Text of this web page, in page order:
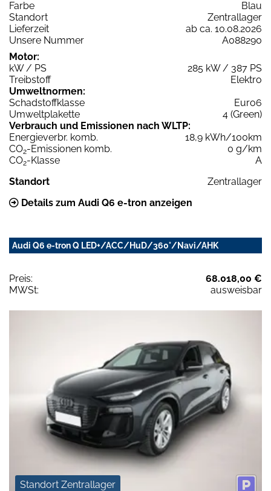
Farbe
Blau
Standort
Zentrallager
Lieferzeit
ab ca. 10.08.2026
Unsere Nummer
A088290
Motor:
kW / PS
285 kW / 387 PS
Treibstoff
Elektro
Umweltnormen:
Schadstoffklasse
Euro6
Umweltplakette
4 (Green)
Verbrauch und Emissionen nach WLTP:
Energieverbr. komb.
18,9 kWh/100km
CO2-Emissionen komb.
0 g/km
CO2-Klasse
A
Standort
Zentrallager
Details zum Audi Q6 e-tron anzeigen
Audi Q6 e-tron Q LED+/ACC/HuD/360°/Navi/AHK
Preis:
68.018,00 €
MWSt:
ausweisbar
Standort Zentrallager